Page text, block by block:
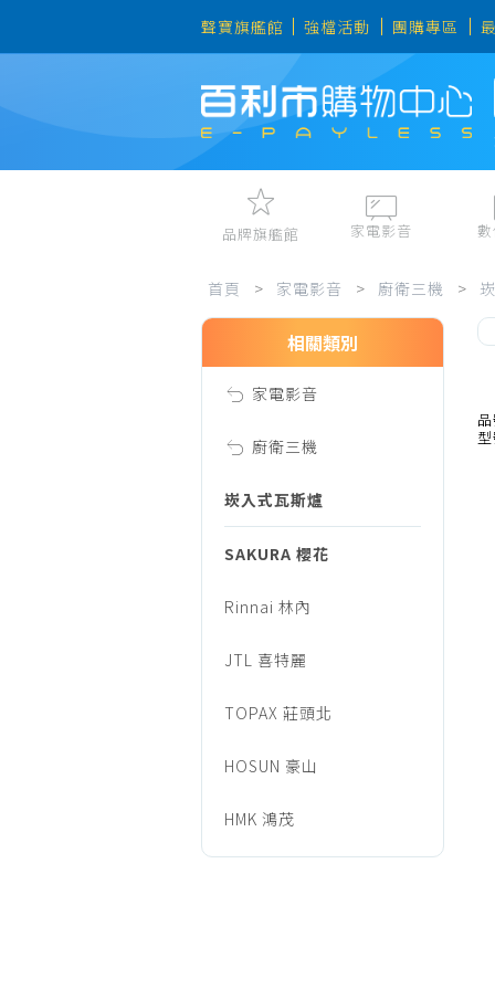
聲寶旗艦館 強檔活動 團購專區
品牌旗艦館 家電影音
電冰箱、冷凍櫃
清淨機、除濕機
廚房家電
生活家電
筆電、
首頁 > 家電影音 > 廚衛三機 >
相關類別
家電影音
廚衛三機
崁入式瓦斯爐
SAKURA 櫻花
Rinnai 林內
JTL 喜特麗
TOPAX 莊頭北
HOSUN 豪山
HMK 鴻茂